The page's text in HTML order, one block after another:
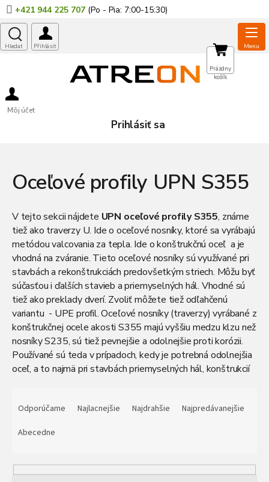
Prejsť
na
obsah
+421 944 225 707
Môj účet
Prihlásiť sa
NÁKUPNÝ
KOŠÍK
Prázdny
košík
Oceľové profily UPN S355
V tejto sekcii nájdete UPN oceľové profily S355, známe
tiež ako traverzyU. Ide o oceľové nosníky, ktoré sa vyrábajú
metódou valcovania za tepla. Ide o konštrukčnú oceľ a je
vhodná na zváranie. Tieto oceľové nosníky sú využívané pri
stavbách a rekonštrukciách predovšetkým striech. Môžu byť
súčasťou i ďalších stavieb a priemyselných hál. Vhodné sú
tiež ako preklady dverí. Zvoliť môžete tiež odľahčenú
variantu - UPE profil.Oceľové nosníky (traverzy) vyrábané z
konštrukčnej ocele akosti S355 majú vyššiu medzu klzu než
nosníky S235, sú tiež pevnejšie a odolnejšie proti korózii.
Používané sú teda v prípadoch, kedy je potrebná odolnejšia
oceľ, a to najmä pri stavbách priemyselných hál, konštrukcií
dĺžke 12 m. V prípade záujmu sme ale schopní vám tento
alebo aké ďalšie služby vám môžeme ponúknuť, stačí
e
Odporúčame Najlacnejšie Najdrahšie
Najpredávanejšie
Abecedne